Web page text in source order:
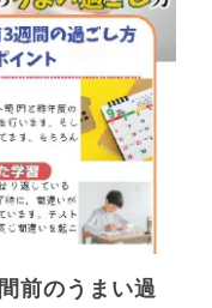
前のうまい過